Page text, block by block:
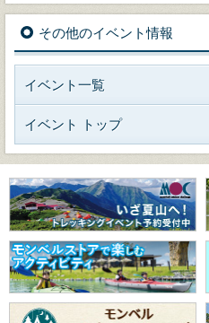
その他のイベント情報
イベント一覧
イベント トップ